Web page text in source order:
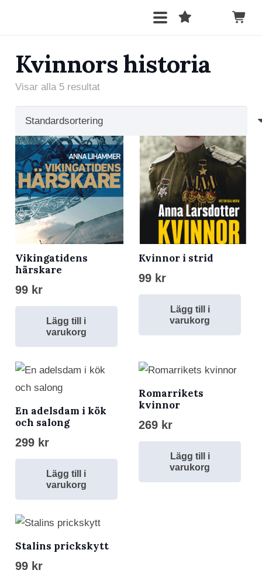
Kvinnors historia
Visar alla 5 resultat
Vikingatidens
härskare
99 kr
Lägg till i
varukorg
Kvinnor i strid
99 kr
Lägg till i
varukorg
En adelsdam i kök
och salong
299 kr
Lägg till i
varukorg
Romarrikets
kvinnor
269 kr
Lägg till i
varukorg
Stalins prickskytt
99 kr